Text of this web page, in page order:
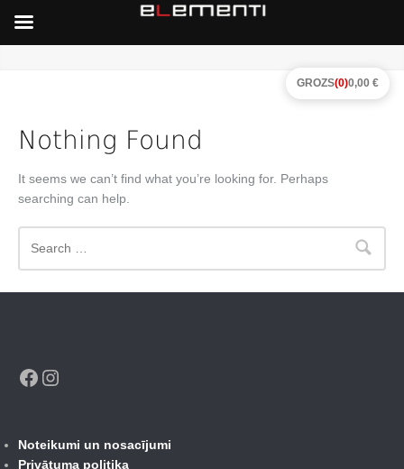
Nothing Found
It seems we can’t find what you’re looking for. Perhaps
searching can help.
Facebook
Noteikumi un nosacījumi
Privātuma politika
GROZS(0)0,00 €